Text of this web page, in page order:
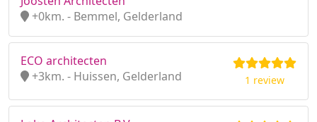
+0km. - Bemmel, Gelderland
ECO architecten
+3km. - Huissen, Gelderland
1 review